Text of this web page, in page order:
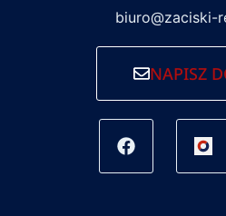
biuro@zaciski-
NAPISZ